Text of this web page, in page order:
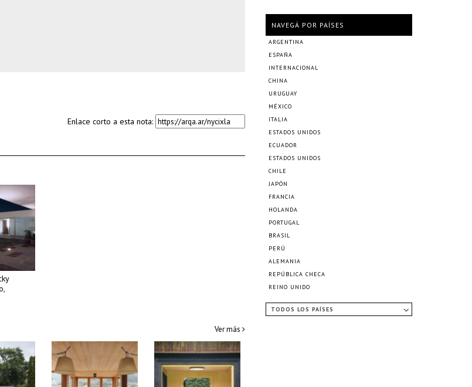
Enlace corto a esta nota:
Ver más
NAVEGÁ POR PAÍSES
ARGENTINA
ESPAÑA
INTERNACIONAL
CHINA
URUGUAY
MÉXICO
ITALIA
ESTADOS UNIDOS
ECUADOR
ESTADOS UNIDOS
CHILE
JAPÓN
FRANCIA
HOLANDA
PORTUGAL
BRASIL
PERÚ
ALEMANIA
REPÚBLICA CHECA
REINO UNIDO
TODOS LOS PAÍSES